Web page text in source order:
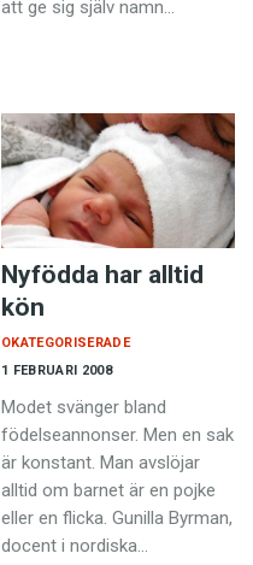
att ge sig själv namn…
Nyfödda har alltid
kön
1 FEBRUARI 2008
OKATEGORISERADE
Modet svänger bland
födelse­annonser. Men en sak
är konstant. Man avslöjar
alltid om barnet är en pojke
eller en flicka. Gunilla Byrman,
docent i nordiska…